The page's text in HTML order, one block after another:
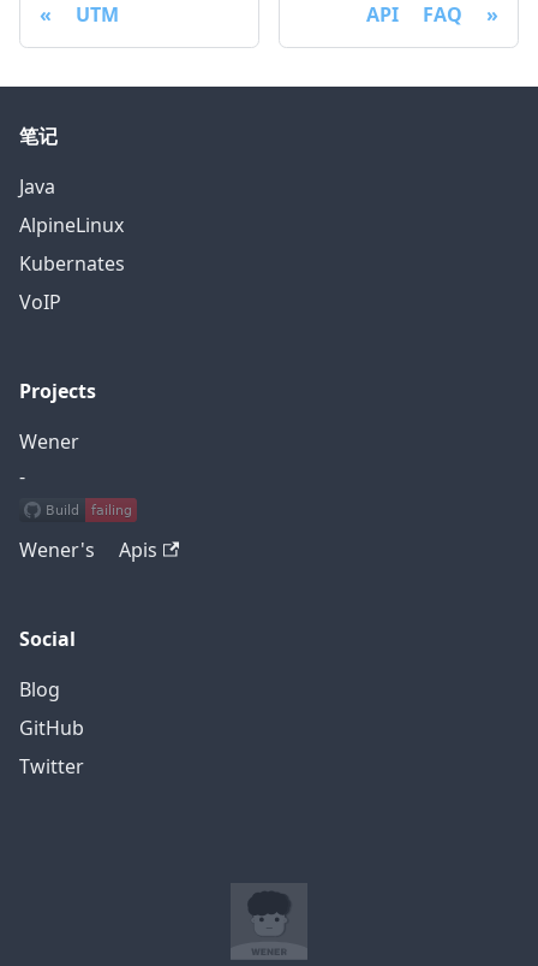
UTM API FAQ
笔记
Java
AlpineLinux
Kubernates
VoIP
Projects
Wener
-
Wener's Apis
Social
Blog
GitHub
Twitter